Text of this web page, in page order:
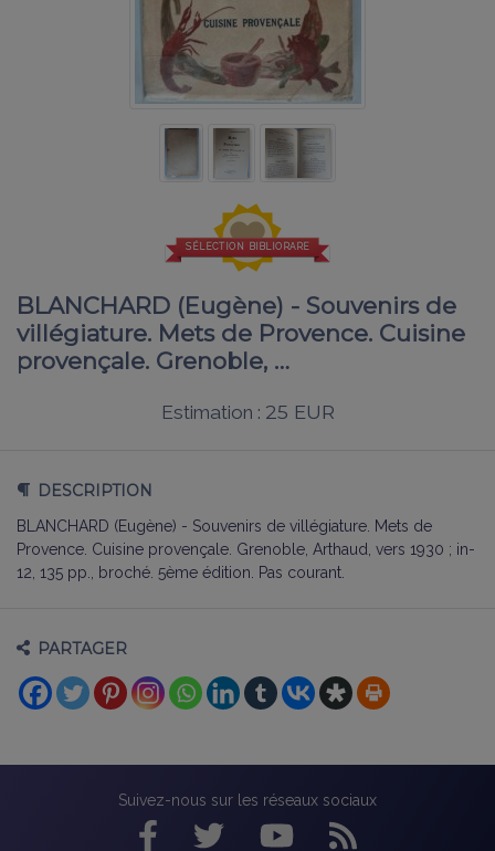
SÉLECTION BIBLIORARE
BLANCHARD (Eugène) - Souvenirs de
villégiature. Mets de Provence. Cuisine
provençale. Grenoble, …
Estimation : 25 EUR
DESCRIPTION
BLANCHARD (Eugène) - Souvenirs de villégiature. Mets de
Provence. Cuisine provençale. Grenoble, Arthaud, vers 1930 ; in-
12, 135 pp., broché. 5ème édition. Pas courant.
PARTAGER
Suivez-nous sur les réseaux sociaux